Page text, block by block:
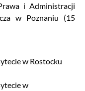
i Administracji
w Poznaniu (15
w Rostocku
w